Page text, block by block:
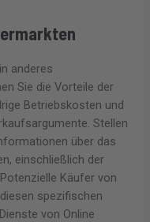
anderes
Sie die Vorteile der
Betriebskosten und
Stellen
über das
einschließlich der
Käufer von
spezifischen
von Online